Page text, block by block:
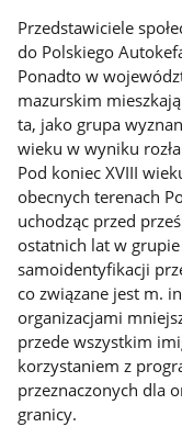
Przedstawiciele
do Polskiego
Ponadto w
mazurskim
ta, jako grupa
wieku w wyniku
Pod koniec XVIII
obecnych terenach
uchodząc przed
ostatnich lat w
samoidentyfikacji
co związane jest m.
organizacjami
przede wszystkim
korzystaniem z
przeznaczonych dla
granicy.